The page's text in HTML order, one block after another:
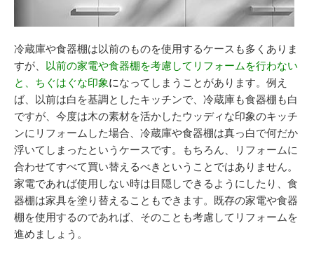
冷蔵庫や食器棚は以前のものを使用するケースも多くありま
すが、
以前の家電や食器棚を考慮してリフォームを行わない
と、ちぐはぐな印象になってしまうことがあります。例え
ば、以前は白を基調としたキッチンで、冷蔵庫も食器棚も白
ですが、今度は木の素材を活かしたウッディな印象のキッチ
ンにリフォームした場合、冷蔵庫や食器棚は真っ白で何だか
浮いてしまったというケースです。もちろん、リフォームに
合わせてすべて買い替えるべきということではありません。
家電であれば使用しない時は目隠しできるようにしたり、食
器棚は家具を塗り替えることもできます。既存の家電や食器
棚を使用するのであれば、そのことも考慮してリフォームを
進めましょう。